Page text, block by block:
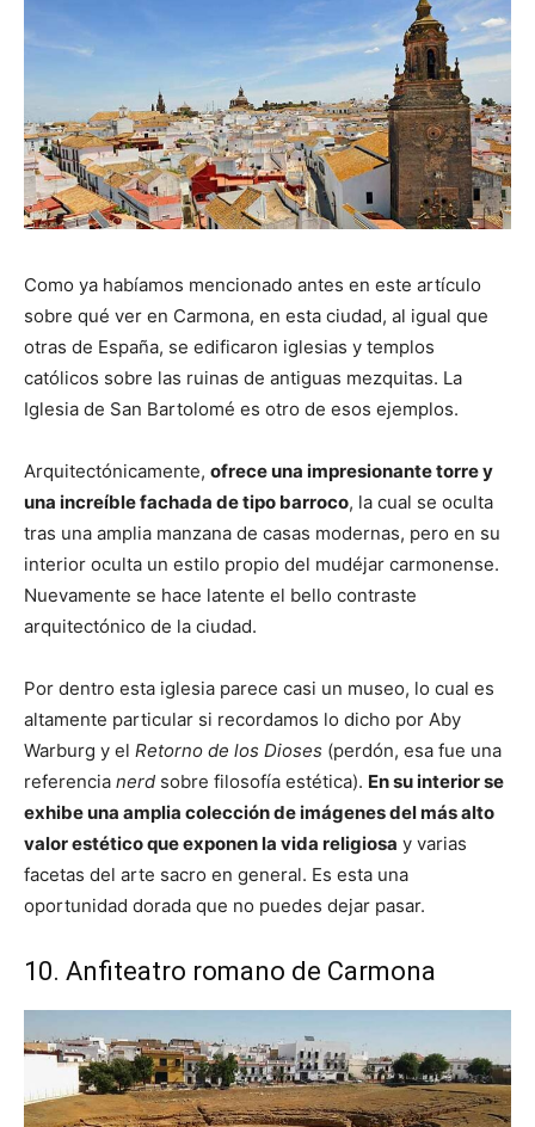
Como ya habíamos mencionado antes en este artículo
sobre qué ver en Carmona, en esta ciudad, al igual que
otras de España, se edificaron iglesias y templos
católicos sobre las ruinas de antiguas mezquitas. La
Iglesia de San Bartolomé es otro de esos ejemplos.
Arquitectónicamente, ofrece una impresionante torre y
una increíble fachada de tipo barroco, la cual se oculta
tras una amplia manzana de casas modernas, pero en su
interior oculta un estilo propio del mudéjar carmonense.
Nuevamente se hace latente el bello contraste
arquitectónico de la ciudad.
Por dentro esta iglesia parece casi un museo, lo cual es
altamente particular si recordamos lo dicho por Aby
Warburg y el Retorno de los Dioses (perdón, esa fue una
referencia nerd sobre filosofía estética). En su interior se
exhibe una amplia colección de imágenes del más alto
valor estético que exponen la vida religiosa y varias
facetas del arte sacro en general. Es esta una
oportunidad dorada que no puedes dejar pasar.
10. Anfiteatro romano de Carmona